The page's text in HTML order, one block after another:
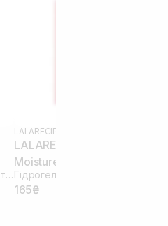
Гідрогелева маска з колагеном та 10 видами гіалуронової кислоти
LALARECIPE
LALARECIPE Glow Face
Moisture Mask 1 шт
165₴